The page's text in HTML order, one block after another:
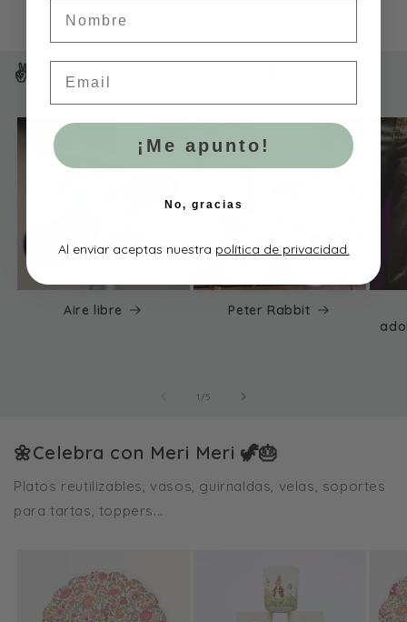
Precio
29,90 €
✌️Selección especial para tí✌️
Aire libre
Peter Rabbit
1 /de5
🌼Celebra con Meri Meri 🦖🎂
Platos reutilizables, vasos, guirnaldas, velas, soportes
para tartas, toppers...
¡Me apunto!
No, gracias
Al enviar aceptas nuestra política de privacidad.